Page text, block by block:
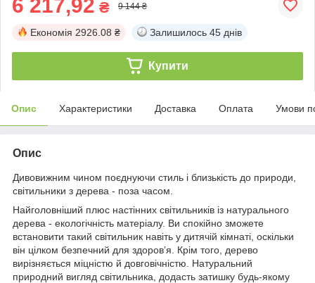
6 217,92 ₴ 9 144 ₴
Економія 2926.08 ₴ Залишилось 45 днів
Купити
Опис Характеристики Доставка Оплата Умови
Опис
Дивовижним чином поєднуючи стиль і близькість до природи,
світильники з дерева - поза часом.
Найголовніший плюс настінних світильників із натурального
дерева - екологічність матеріалу. Ви спокійно зможете
встановити такий світильник навіть у дитячій кімнаті, оскільки
він цілком безпечний для здоров’я. Крім того, дерево
вирізняється міцністю й довговічністю. Натуральний
природний вигляд світильника, додасть затишку будь-якому